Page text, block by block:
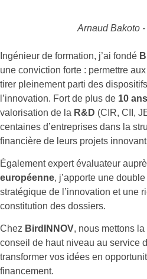
Arnaud Bakoto
Ingénieur de formation, j’ai fondé
une conviction forte : permettre aux
tirer pleinement parti des
l’innovation. Fort de plus de 10
valorisation de la R&D (CIR, CII,
centaines d’entreprises dans la
financière de leurs projets
Également expert évaluateur
européenne, j’apporte une
stratégique de l’innovation et une
constitution des dossiers.
Chez BirdINNOV, nous mettons
conseil de haut niveau au service
transformer vos idées en
financement.